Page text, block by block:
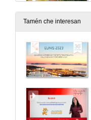
Tamén che interesan